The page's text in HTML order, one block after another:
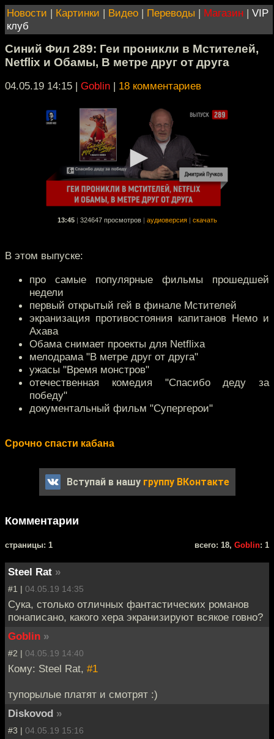
Новости | Картинки | Видео | Переводы | Магазин | VIP
клуб
Синий Фил 289: Геи проникли в Мстителей,
Netflix и Обамы, В метре друг от друга
04.05.19 14:15 | Goblin | 18 комментариев
13:45 324647 просмотров аудиоверсия скачать
В этом выпуске:
про самые популярные фильмы прошедшей
недели
первый открытый гей в финале Мстителей
экранизация противостояния капитанов Немо и
Ахава
Обама снимает проекты для Netflixa
мелодрама "В метре друг от друга"
ужасы "Время монстров"
отечественная комедия "Спасибо деду за
победу"
документальный фильм "Супергерои"
Срочно спасти кабана
Вступай в нашу группу ВКонтакте
Комментарии
cтраницы: 1 всего: 18, Goblin: 1
Steel Rat »
#1 | 04.05.19 14:35
Сука, столько отличных фантастических романов
понаписано, какого хера экранизируют всякое говно?
Goblin »
#2 | 04.05.19 14:40
Кому: Steel Rat, #1
тупорылые платят и смотрят :)
Diskovod »
#3 | 04.05.19 15:16